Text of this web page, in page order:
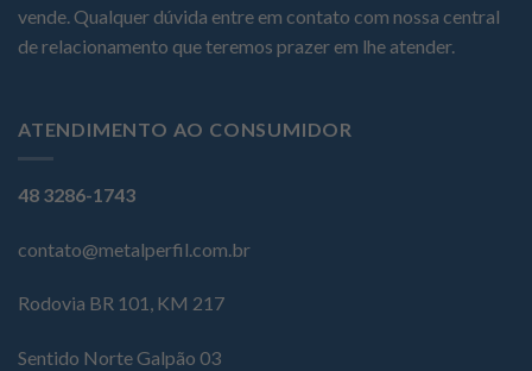
vende. Qualquer dúvida entre em contato com nossa central
de relacionamento que teremos prazer em lhe atender.
ATENDIMENTO AO CONSUMIDOR
48 3286-1743
contato@metalperfil.com.br
Rodovia BR 101, KM 217
Sentido Norte Galpão 03